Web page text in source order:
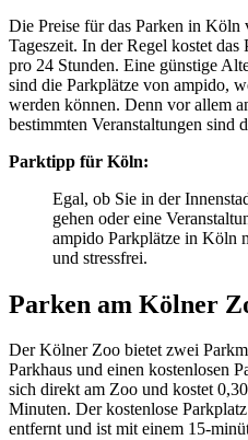
Die Preise für das Parken in Köln
Tageszeit. In der Regel kostet
pro 24 Stunden. Eine günstige
sind die Parkplätze von ampido,
werden können. Denn vor allem
bestimmten Veranstaltungen sind
Parktipp für Köln:
Egal, ob Sie in der
gehen oder eine
ampido Parkplätze in Köln
und stressfrei.
Parken am Kölner
Der Kölner Zoo bietet zwei
Parkhaus und einen kostenlosen
sich direkt am Zoo und kostet
Minuten. Der kostenlose
entfernt und ist mit einem 15-